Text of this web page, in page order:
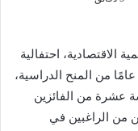
الاقتصادية، احتفالية
“مؤسسة القلعة للمنح الدراسية” بمرور 16 عامًا من المنح الدراسية،
عشرة من الفائزين
من الراغبين في